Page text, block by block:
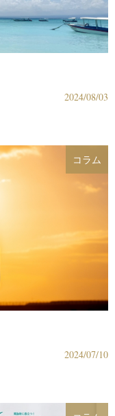
2024/08/03
コラム
2024/07/10